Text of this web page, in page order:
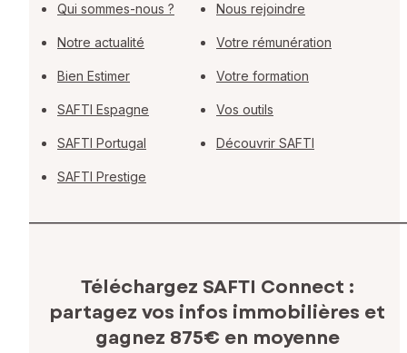
Qui sommes-nous ?
Notre actualité
Bien Estimer
SAFTI Espagne
SAFTI Portugal
SAFTI Prestige
Nous rejoindre
Votre rémunération
Votre formation
Vos outils
Découvrir SAFTI
Téléchargez SAFTI Connect :
partagez vos infos immobilières et
gagnez 875€ en moyenne